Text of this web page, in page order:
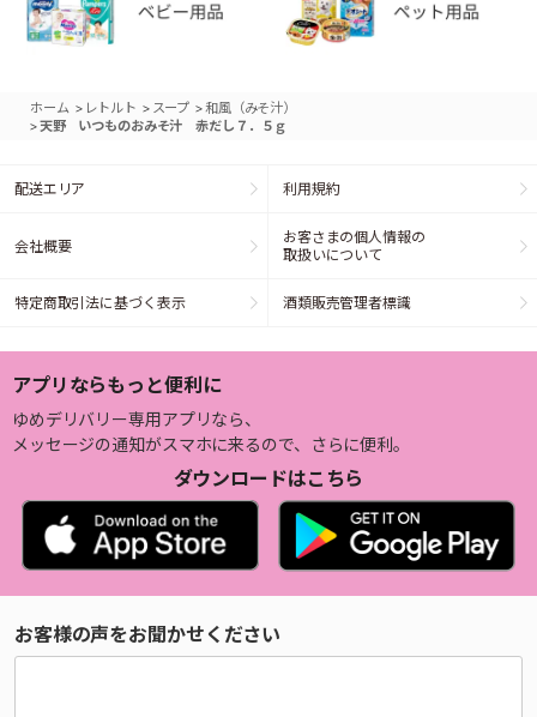
ホーム > レトルト > スープ >和風（みそ汁）
>天野 いつものおみそ汁 赤だし７．５ｇ
配送エリア 利用規約
会社概要
お客さまの個人情報の
取扱いについて
特定商取引法に基づく表示 酒類販売管理者標識
アプリならもっと便利に
ゆめデリバリー専用アプリなら、
メッセージの通知がスマホに来るので、さらに便利。
ダウンロードはこちら
お客様の声をお聞かせください